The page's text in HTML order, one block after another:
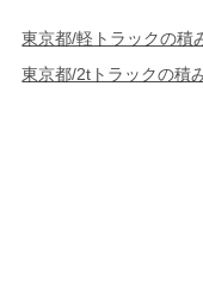
東京都/軽トラックの積
東京都/2tトラックの積